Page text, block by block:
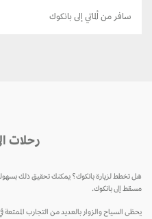
سافر من ألماتي إلى بانكوك
رحلات
هل تخطط لزيارة بانكوك؟ يمكنك تحقيق ذلك بسهولة
مسقط إلى بانكوك.
يحظى السياح والزوار بالعديد من التجارب الممتعة في